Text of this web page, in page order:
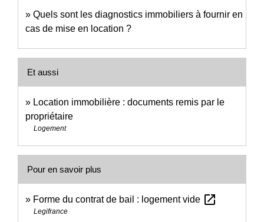
Quels sont les diagnostics immobiliers à fournir en
cas de mise en location ?
Et aussi
Location immobilière : documents remis par le
propriétaire
Logement
Pour en savoir plus
Forme du contrat de bail : logement vide open_in_new
Legifrance